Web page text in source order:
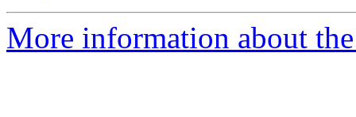
More information about